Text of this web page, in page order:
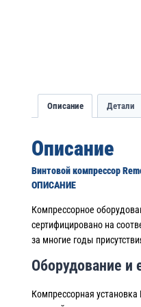
Описание Детали
Описание
Винтовой компрессор
ОПИСАНИЕ
Компрессорное
сертифицировано на
за многие годы
Оборудование и
Компрессорная